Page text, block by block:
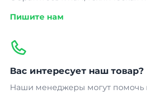
Пишите нам
Вас интересует наш товар?
Наши менеджеры могут помочь